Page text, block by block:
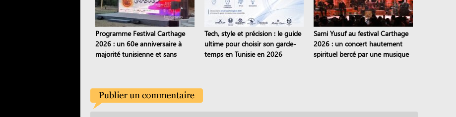
Programme Festival Carthage
2026 : un 60e anniversaire à
majorité tunisienne et sans
Tech, style et précision : le guide
ultime pour choisir son garde-
temps en Tunisie en 2026
Sami Yusuf au festival Carthage
2026 : un concert hautement
spirituel bercé par une musique